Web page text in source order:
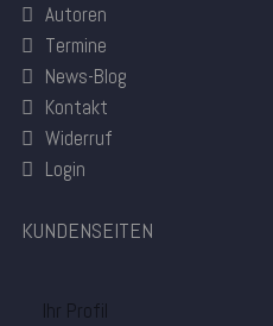
Autoren
Termine
News-Blog
Kontakt
Widerruf
Login
KUNDENSEITEN
Ihr Profil